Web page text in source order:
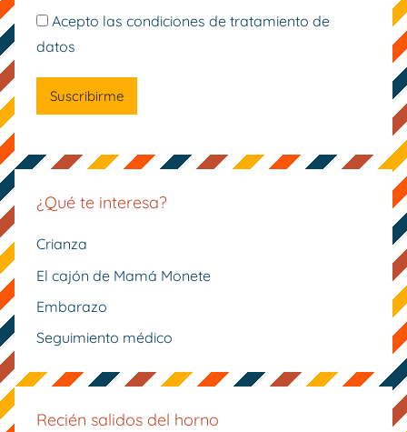
Acepto las condiciones de tratamiento de
datos
¿Qué te interesa?
Crianza
El cajón de Mamá Monete
Embarazo
Seguimiento médico
Recién salidos del horno